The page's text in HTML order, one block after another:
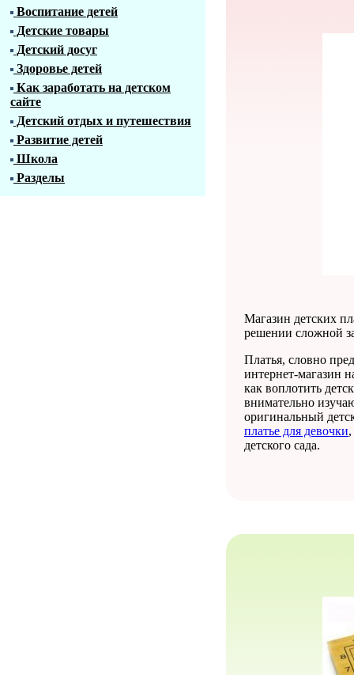
Воспитание детей
Детские товары
Детский досуг
Здоровье детей
Как заработать на детском
сайте
Детский отдых и путешествия
Развитие детей
Школа
Разделы
Магазин детских
решении сложной
Платья, словно
интернет-магазин
как воплотить
внимательно
оригинальный
платье для девочки
детского сада.